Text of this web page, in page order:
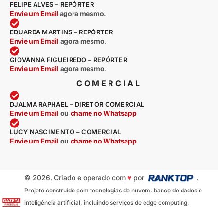
FELIPE ALVES – REPÓRTER
Envie um Email agora mesmo.
EDUARDA MARTINS – REPÓRTER
Envie um Email agora mesmo.
GIOVANNA FIGUEIREDO – REPÓRTER
Envie um Email agora mesmo.
COMERCIAL
DJALMA RAPHAEL – DIRETOR COMERCIAL
Envie um Email ou chame no Whatsapp
LUCY NASCIMENTO – COMERCIAL
Envie um Email ou chame no Whatsapp
© 2026. Criado e operado com ♥por .
Projeto construído com tecnologias de nuvem, banco de dados e
inteligência artificial, incluindo serviços de edge computing,